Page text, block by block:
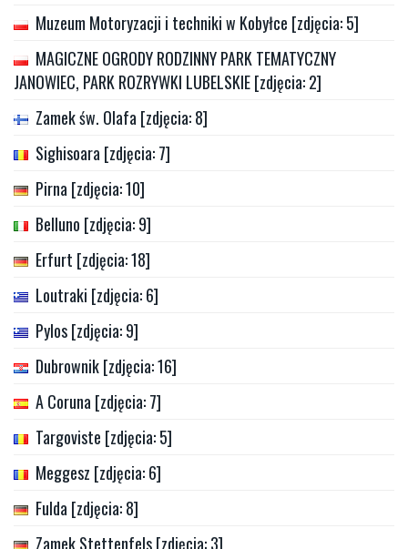
Muzeum Motoryzacji i techniki w Kobyłce [zdjęcia: 5]
MAGICZNE OGRODY RODZINNY PARK TEMATYCZNY
JANOWIEC, PARK ROZRYWKI LUBELSKIE [zdjęcia: 2]
Zamek św. Olafa [zdjęcia: 8]
Sighisoara [zdjęcia: 7]
Pirna [zdjęcia: 10]
Belluno [zdjęcia: 9]
Erfurt [zdjęcia: 18]
Loutraki [zdjęcia: 6]
Pylos [zdjęcia: 9]
Dubrownik [zdjęcia: 16]
A Coruna [zdjęcia: 7]
Targoviste [zdjęcia: 5]
Meggesz [zdjęcia: 6]
Fulda [zdjęcia: 8]
Zamek Stettenfels [zdjęcia: 3]